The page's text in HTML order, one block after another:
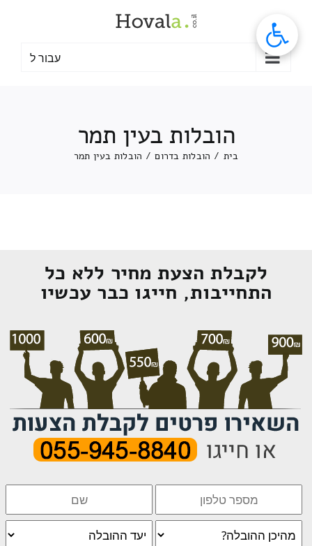
עבור ל
הובלות בעין תמר
בית / הובלות בדרום / הובלות בעין תמר
לקבלת הצעת מחיר ללא כל
התחייבות, חייגו כבר עכשיו